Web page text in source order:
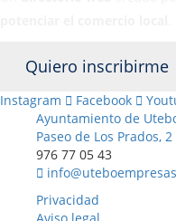
Quiero inscribirme
Instagram Facebook
Ayuntamiento de
Paseo de Los Prados, 2
976 77 05 43
Privacidad